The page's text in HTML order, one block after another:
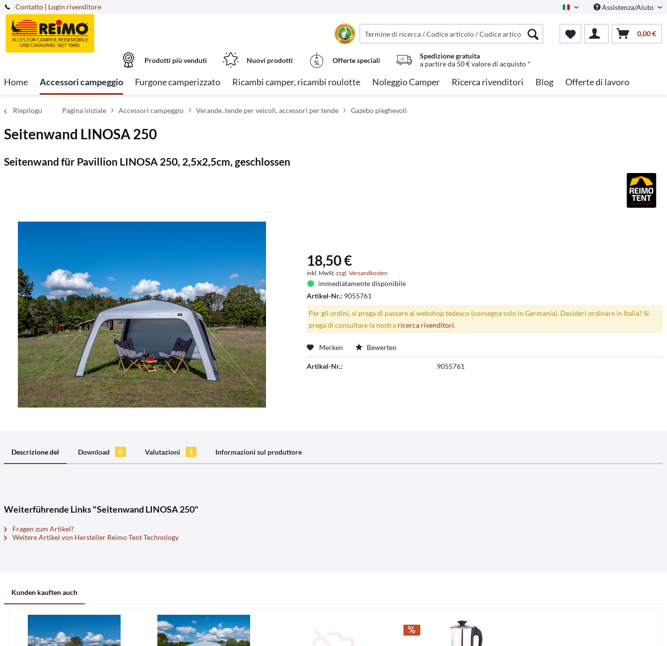
Contatto Italian Assistenza/Aiuto
| Login rivenditore
0,00 €
Prodotti più venduti Nuovi prodotti Offerte speciali
Spedizione gratuita
a partire da 50 € valore di acquisto *
Home Accessori campeggio Furgone camperizzato Ricambi camper, ricambi roulotte Noleggio Camper Ricerca rivenditori Blog Offerte di lavoro
Riepilogo Pagina iniziale Accessori campeggio Verande, tende per veicoli, accessori per tende Gazebo pieghevoli
Seitenwand LINOSA 250
Seitenwand für Pavillion LINOSA 250, 2,5x2,5cm, geschlossen
18,50 €
inkl. MwSt. zzgl. Versandkosten
immediatamente disponibile
Artikel-Nr.: 9055761
Per gli ordini, si prega di passare al webshop tedesco (consegna solo in Germania). Desideri ordinare in Italia? Si
prega di consultare la nostra ricerca rivenditori.
Merken Bewerten
Artikel-Nr.: 9055761
Descrizione del Download 0 Valutazioni 1 Informazioni sul produttore
Weiterführende Links "Seitenwand LINOSA 250"
Fragen zum Artikel?
Weitere Artikel von Hersteller Reimo Tent Technology
Kunden kauften auch